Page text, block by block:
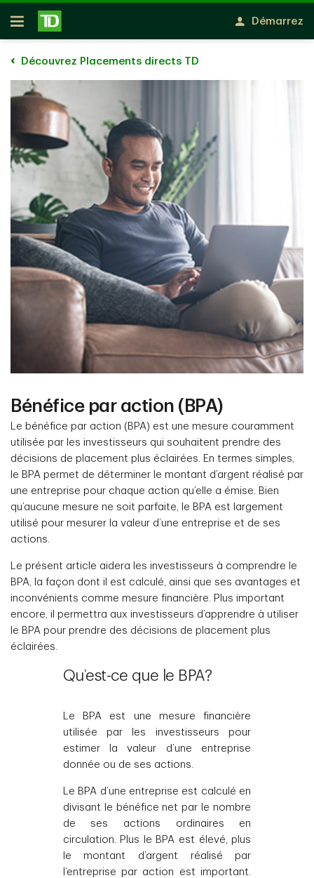
Passer au contenu principal
Ouvert
Démarrez
Découvrez Placements directs TD
Bénéfice par action (BPA)
Le bénéfice par action (BPA) est une mesure couramment
utilisée par les investisseurs qui souhaitent prendre des
décisions de placement plus éclairées. En termes simples,
le BPA permet de déterminer le montant d’argent réalisé par
une entreprise pour chaque action qu’elle a émise. Bien
qu’aucune mesure ne soit parfaite, le BPA est largement
utilisé pour mesurer la valeur d’une entreprise et de ses
actions.
Le présent article aidera les investisseurs à comprendre le
BPA, la façon dont il est calculé, ainsi que ses avantages et
inconvénients comme mesure financière. Plus important
encore, il permettra aux investisseurs d’apprendre à utiliser
le BPA pour prendre des décisions de placement plus
éclairées.
Qu’est-ce que le BPA?
Le BPA est une mesure financière
utilisée par les investisseurs pour
estimer la valeur d’une entreprise
donnée ou de ses actions.
Le BPA d’une entreprise est calculé en
divisant le bénéfice net par le nombre
de ses actions ordinaires en
circulation. Plus le BPA est élevé, plus
le montant d’argent réalisé par
l’entreprise par action est important.